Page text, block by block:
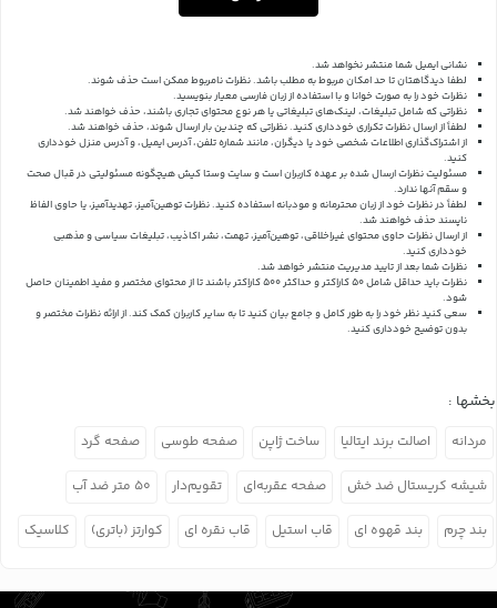
نشانی ایمیل شما منتشر نخواهد شد.
لطفا دیدگاهتان تا حد امکان مربوط به مطلب باشد. نظرات نامربوط ممکن است حذف شوند.
نظرات خود را به صورت خوانا و با استفاده از زبان فارسی معیار بنویسید.
نظراتی که شامل تبلیغات، لینک‌های تبلیغاتی یا هر نوع محتوای تجاری باشند، حذف خواهند شد.
لطفاً از ارسال نظرات تکراری خودداری کنید. نظراتی که چندین بار ارسال شوند، حذف خواهند شد.
از اشتراک‌گذاری اطلاعات شخصی خود یا دیگران، مانند شماره تلفن، آدرس ایمیل، و آدرس منزل خودداری
کنید.
مسئولیت نظرات ارسال شده بر عهده کاربران است و سایت وستا کیش هیچگونه مسئولیتی در قبال صحت
و سقم آنها ندارد.
لطفاً در نظرات خود از زبان محترمانه و مودبانه استفاده کنید. نظرات توهین‌آمیز، تهدیدآمیز، یا حاوی الفاظ
ناپسند حذف خواهند شد.
از ارسال نظرات حاوی محتوای غیراخلاقی، توهین‌آمیز، تهمت، نشر اکاذیب، تبلیغات سیاسی و مذهبی
خودداری کنید.
نظرات شما بعد از تایید مدیریت منتشر خواهد شد.
نظرات باید حداقل شامل 50 کاراکتر و حداکثر 500 کاراکتر باشند تا از محتوای مختصر و مفید اطمینان حاصل
شود.
سعی کنید نظر خود را به طور کامل و جامع بیان کنید تا به سایر کاربران کمک کند.از ارائه نظرات مختصر و
بدون توضیح خودداری کنید.
بخشها :
مردانه اصالت برند ایتالیا ساخت ژاپن صفحه طوسی صفحه گرد
شیشه کریستال ضد خش صفحه عقربه‌ای تقویم‌دار ۵۰ متر ضد آب
بند چرم بند قهوه ای قاب استیل قاب نقره ای کوارتز (باتری) کلاسیک